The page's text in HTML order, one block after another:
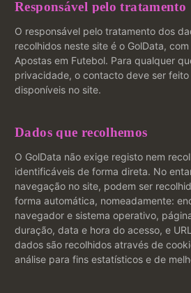
Responsável pelo tratamento
O responsável pelo tratamento dos
recolhidos neste site é o GolData,
Apostas em Futebol. Para qualquer
privacidade, o contacto deve ser
disponíveis no site.
Dados que recolhemos
O GolData não exige registo nem
identificáveis de forma direta. No
navegação no site, podem ser
forma automática, nomeadamente:
navegador e sistema operativo,
duração, data e hora do acesso, e
dados são recolhidos através de
análise para fins estatísticos e de